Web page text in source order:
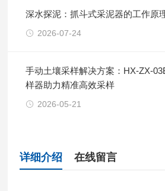
深水探泥：抓斗式采泥器的工作原
2026-07-24
手动土壤采样解决方案：HX-ZX-
样器助力精准高效采样
2026-05-21
详细介绍 在线留言